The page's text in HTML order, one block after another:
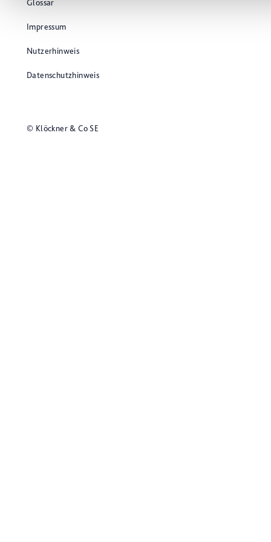
© Klöckner & Co SE
Glossar
Impressum
Nutzerhinweis
Datenschutzhinweis